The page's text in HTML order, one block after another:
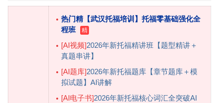
热门精【武汉托福培训】托福零基础强化全
程班
[AI视频]2026年新托福精讲班【题型精讲＋
真题串讲】
[AI题库]2026年新托福题库【章节题库＋模
拟试题】AI讲解
[AI电子书]2026年新托福核心词汇全突破AI